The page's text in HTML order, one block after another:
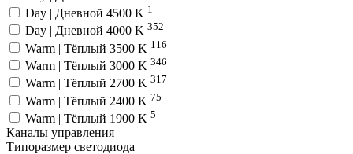
Day | Дневной 4500 K 1
Day | Дневной 4000 K 352
Warm | Тёплый 3500 K 116
Warm | Тёплый 3000 K 346
Warm | Тёплый 2700 K 317
Warm | Тёплый 2400 K 75
Warm | Тёплый 1900 K 5
Каналы управления
Типоразмер светодиода